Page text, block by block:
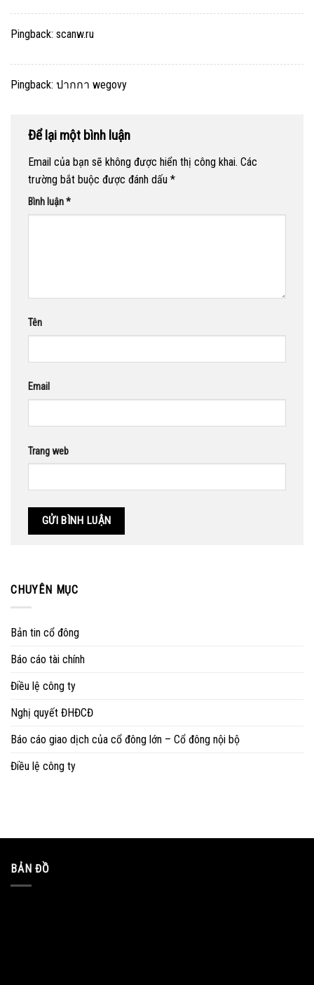
Pingback: scanw.ru
Pingback: ปากกา wegovy
Để lại một bình luận
Email của bạn sẽ không được hiển thị công khai. Các
trường bắt buộc được đánh dấu *
Bình luận*
Tên
Email
Trang web
CHUYÊN MỤC
Bản tin cổ đông
Báo cáo tài chính
Điều lệ công ty
Nghị quyết ĐHĐCĐ
Báo cáo giao dịch của cổ đông lớn – Cổ đông nội bộ
Điều lệ công ty
BẢN ĐỒ